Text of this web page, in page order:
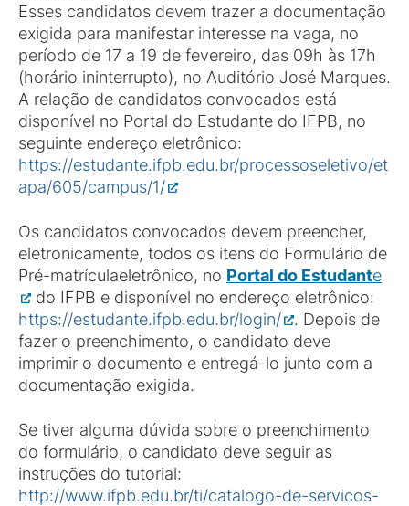
Esses candidatos devem trazer a documentação
exigida para manifestar interesse na vaga, no
período de 17 a 19 de fevereiro, das 09h às 17h
(horário ininterrupto), no Auditório José Marques.
A relação de candidatos convocados está
disponível no Portal do Estudante do IFPB, no
seguinte endereço eletrônico:
https://estudante.ifpb.edu.br/processoseletivo/et
apa/605/campus/1/
Os candidatos convocados devem preencher,
eletronicamente, todos os itens do Formulário de
Pré-matrículaeletrônico, no Portal do Estudante
do IFPB e disponível no endereço eletrônico:
https://estudante.ifpb.edu.br/login/
. Depois de
fazer o preenchimento, o candidato deve
imprimir o documento e entregá-lo junto com a
documentação exigida.
Se tiver alguma dúvida sobre o preenchimento
do formulário, o candidato deve seguir as
instruções do tutorial:
http://www.ifpb.edu.br/ti/catalogo-de-servicos-